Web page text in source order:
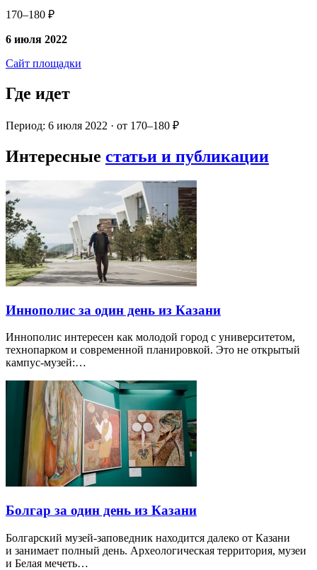
170–180 ₽
6 июля 2022
Сайт площадки
Где идет
Период: 6 июля 2022 · от 170–180 ₽
Интересные статьи и публикации
Иннополис за один день из Казани
Иннополис интересен как молодой город с университетом,
технопарком и современной планировкой. Это не открытый
кампус-музей:…
Болгар за один день из Казани
Болгарский музей-заповедник находится далеко от Казани
и занимает полный день. Археологическая территория, музеи
и Белая мечеть…